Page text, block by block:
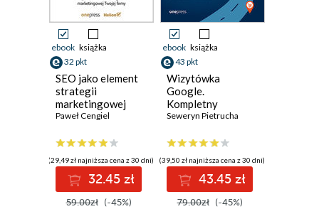
ebook książka
32 pkt
SEO jako element
strategii
marketingowej
Twojej firmy
Paweł Cengiel
(29,49 zł najniższa cena z 30 dni)
32.45 zł
59.00zł (-45%)
ebook książka
43 pkt
Wizytówka
Google.
Kompletny
poradnik, jak
skonfigurować i
wypozycjonować
lokalizację Google
Moja Firma
Seweryn Pietrucha
(39,50 zł najniższa cena z 30 dni)
43.45 zł
79.00zł (-45%)